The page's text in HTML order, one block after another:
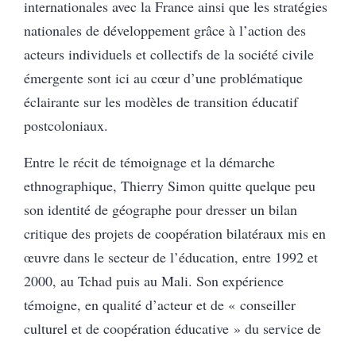
internationales avec la France ainsi que les stratégies
nationales de développement grâce à l’action des
acteurs individuels et collectifs de la société civile
émergente sont ici au cœur d’une problématique
éclairante sur les modèles de transition éducatif
postcoloniaux.
Entre le récit de témoignage et la démarche
ethnographique, Thierry Simon quitte quelque peu
son identité de géographe pour dresser un bilan
critique des projets de coopération bilatéraux mis en
œuvre dans le secteur de l’éducation, entre 1992 et
2000, au Tchad puis au Mali. Son expérience
témoigne, en qualité d’acteur et de « conseiller
culturel et de coopération éducative » du service de